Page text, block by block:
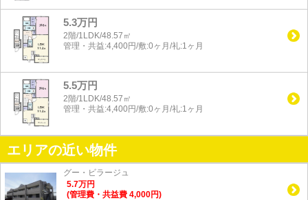
5.3万円
2階/1LDK/48.57㎡
管理・共益:4,400円/敷:0ヶ月/礼:1ヶ月
5.5万円
2階/1LDK/48.57㎡
管理・共益:4,400円/敷:0ヶ月/礼:1ヶ月
エリアの近い物件
グー・ビラージュ
5.7万円
(管理費・共益費 4,000円)